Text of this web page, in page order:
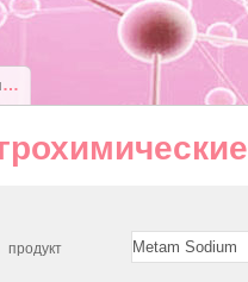
продукт